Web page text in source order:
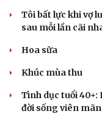
Tôi bất lực khi vợ
sau mỗi lần cãi
Hoa sữa
Khúc mùa thu
Tình dục tuổi 40+:
đời sống viên mãn